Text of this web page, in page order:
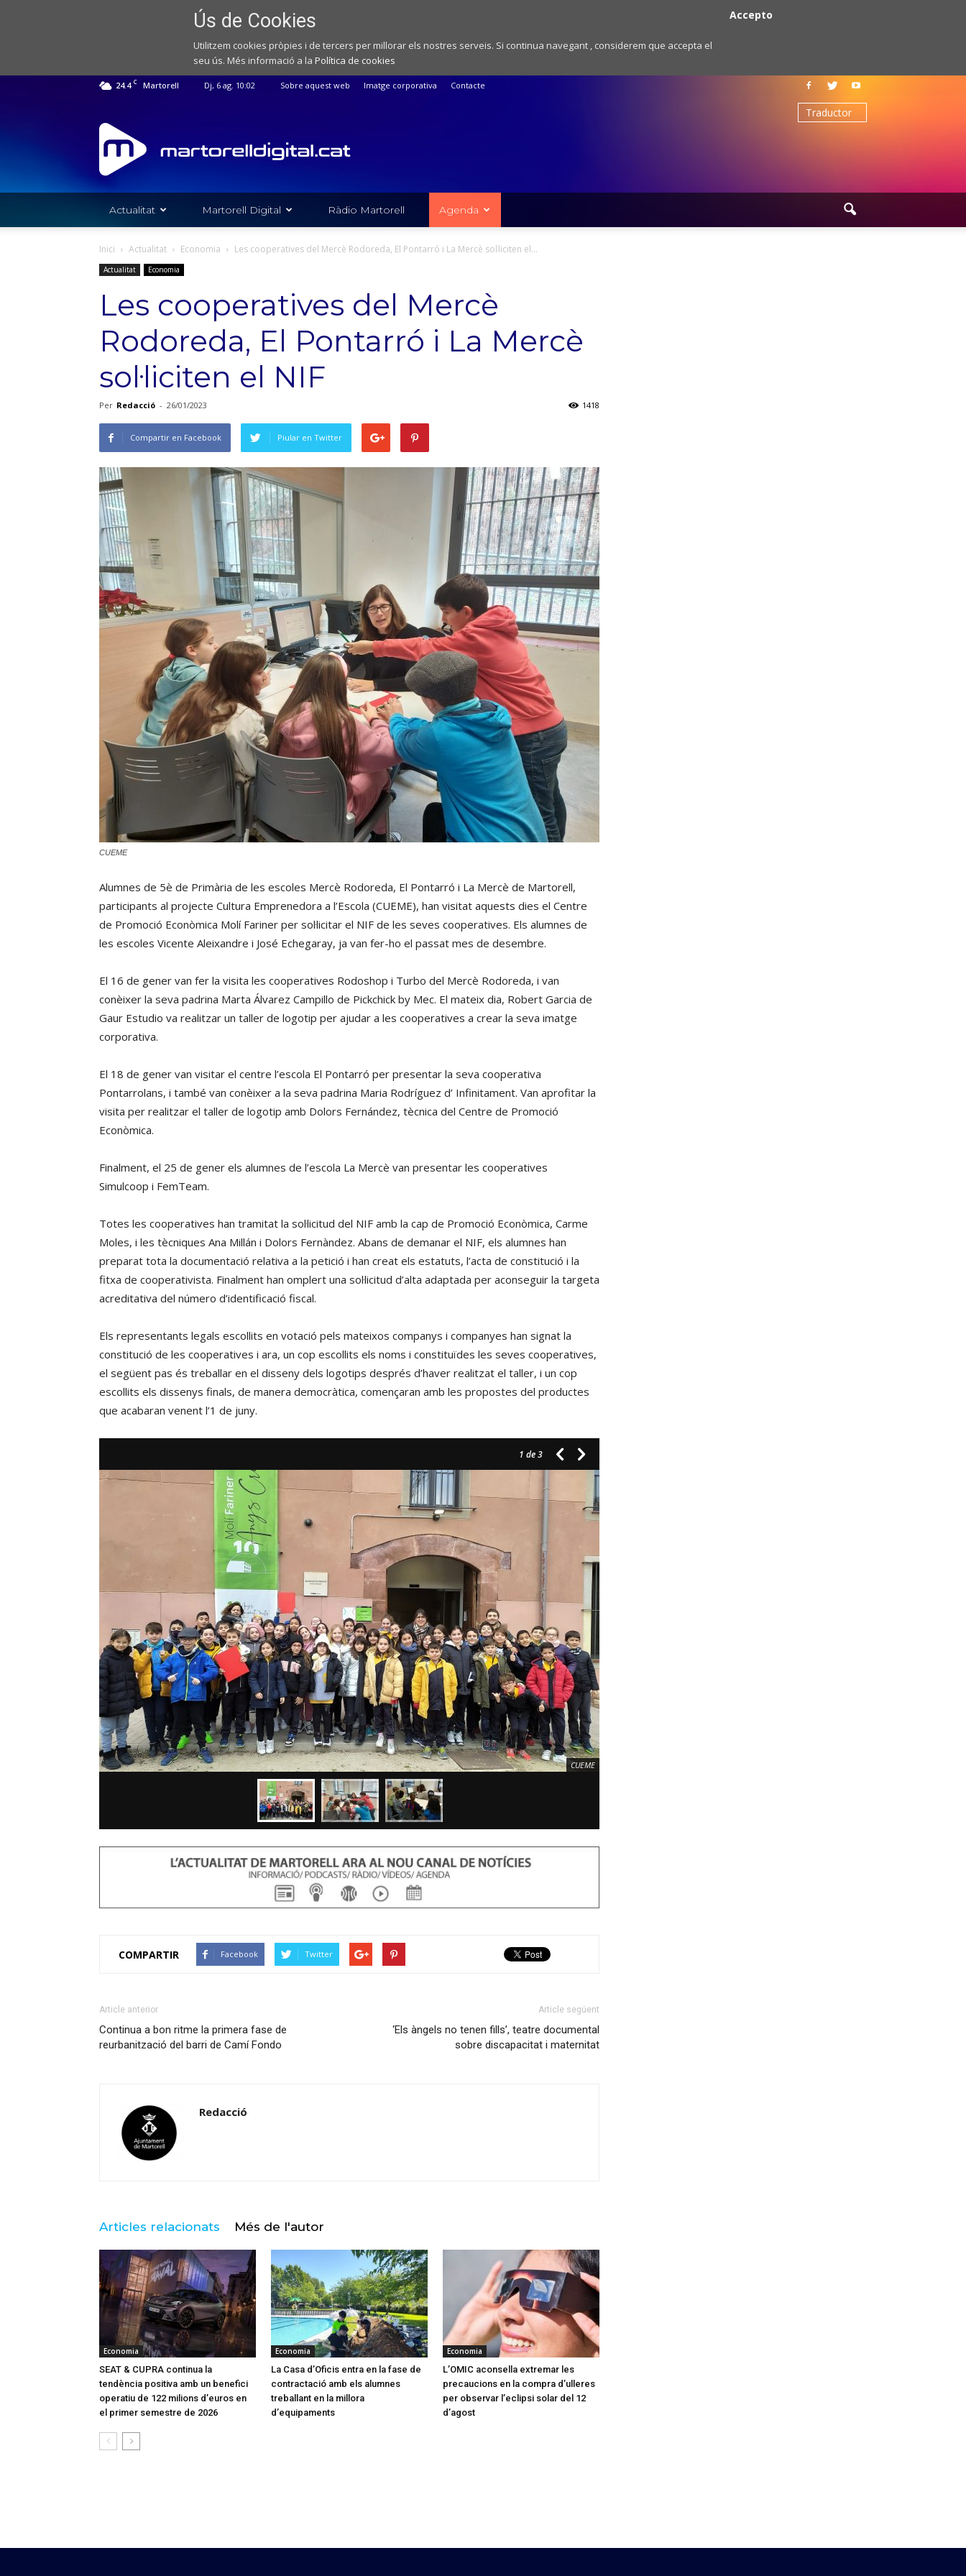
Ús de Cookies
Utilitzem cookies pròpies i de tercers per millorar els nostres serveis. Si continua navegant , considerem que accepta el
seu ús. Més informació a la Política de cookies
Accepto
24.4 C Martorell Dj, 6 ag. 10:02 Sobre aquest web Imatge corporativa Contacte
Web
de
notícies
de
l'Ajuntament
Martorell
Actualitat Martorell Digital Ràdio Martorell Agenda
Inici Actualitat Economia Les cooperatives del Mercè Rodoreda, El Pontarró i La Mercè sol·liciten el...
Actualitat Economia
Les cooperatives del Mercè
Rodoreda, El Pontarró i La Mercè
sol·liciten el NIF
Per Redacció - 26/01/2023 1418
Compartir en Facebook Piular en Twitter
CUEME
Alumnes de 5è de Primària de les escoles Mercè Rodoreda, El Pontarró i La Mercè de Martorell,
participants al projecte Cultura Emprenedora a l’Escola (CUEME), han visitat aquests dies el Centre
de Promoció Econòmica Molí Fariner per sol·licitar el NIF de les seves cooperatives. Els alumnes de
les escoles Vicente Aleixandre i José Echegaray, ja van fer-ho el passat mes de desembre.
El 16 de gener van fer la visita les cooperatives Rodoshop i Turbo del Mercè Rodoreda, i van
conèixer la seva padrina Marta Álvarez Campillo de Pickchick by Mec. El mateix dia, Robert Garcia de
Gaur Estudio va realitzar un taller de logotip per ajudar a les cooperatives a crear la seva imatge
corporativa.
El 18 de gener van visitar el centre l’escola El Pontarró per presentar la seva cooperativa
Pontarrolans, i també van conèixer a la seva padrina Maria Rodríguez d’ Infinitament. Van aprofitar la
visita per realitzar el taller de logotip amb Dolors Fernández, tècnica del Centre de Promoció
Econòmica.
Finalment, el 25 de gener els alumnes de l’escola La Mercè van presentar les cooperatives
Simulcoop i FemTeam.
Totes les cooperatives han tramitat la sol·licitud del NIF amb la cap de Promoció Econòmica, Carme
Moles, i les tècniques Ana Millán i Dolors Fernàndez. Abans de demanar el NIF, els alumnes han
preparat tota la documentació relativa a la petició i han creat els estatuts, l’acta de constitució i la
fitxa de cooperativista. Finalment han omplert una sol·licitud d’alta adaptada per aconseguir la targeta
acreditativa del número d’identificació fiscal.
Els representants legals escollits en votació pels mateixos companys i companyes han signat la
constitució de les cooperatives i ara, un cop escollits els noms i constituïdes les seves cooperatives,
el següent pas és treballar en el disseny dels logotips després d’haver realitzat el taller, i un cop
escollits els dissenys finals, de manera democràtica, començaran amb les propostes del productes
que acabaran venent l’1 de juny.
1 de 3
CUEME
COMPARTIR Facebook Twitter
Article anterior
Continua a bon ritme la primera fase de
reurbanització del barri de Camí Fondo
Article següent
‘Els àngels no tenen fills’, teatre documental
sobre discapacitat i maternitat
Redacció
Articles relacionats Més de l'autor
Economia
SEAT & CUPRA continua la
tendència positiva amb un benefici
operatiu de 122 milions d’euros en
el primer semestre de 2026
Economia
La Casa d’Oficis entra en la fase de
contractació amb els alumnes
treballant en la millora
d’equipaments
Economia
L’OMIC aconsella extremar les
precaucions en la compra d’ulleres
per observar l’eclipsi solar del 12
d’agost